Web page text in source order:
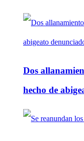
Dos
hecho de